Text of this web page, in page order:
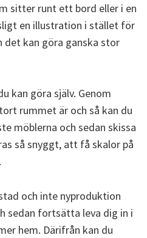
sitter runt ett bord eller i en
en illustration i stället för
det kan göra ganska stor
kan göra själv. Genom
rummet är och så kan du
möblerna och sedan skissa
så snyggt, att få skalor på
och inte nyproduktion
sedan fortsätta leva dig in i
hem. Därifrån kan du